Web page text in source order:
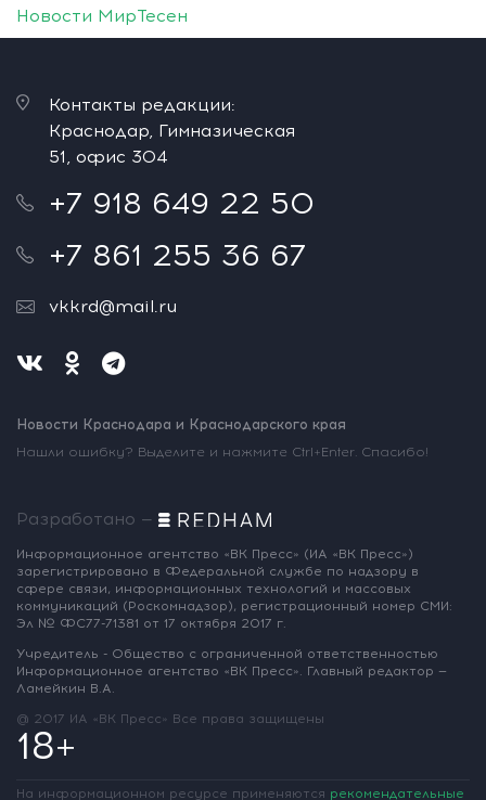
Новости МирТесен
Контакты редакции:
Краснодар, Гимназическая
51, офис 304
+7 918 649 22 50
+7 861 255 36 67
vkkrd@mail.ru
Новости Краснодара и Краснодарского края
Нашли ошибку? Выделите и нажмите Ctrl+Enter. Спасибо!
Разработано —
Информационное агентство «ВК Пресс» (ИА «ВК Пресс»)
зарегистрировано в Федеральной службе по надзору в
сфере связи, информационных технологий и массовых
коммуникаций (Роскомнадзор), регистрационный номер СМИ:
Эл № ФС77-71381 от 17 октября 2017 г.
Учредитель - Общество с ограниченной ответственностью
Информационное агентство «ВК Пресс». Главный редактор —
Ламейкин В.А.
@ 2017 ИА «ВК Пресс» Все права защищены
18+
На информационном ресурсе применяются рекомендательные